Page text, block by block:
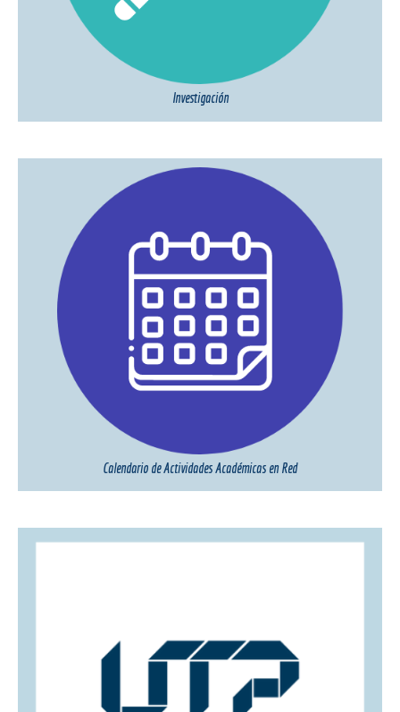
Investigación
Calendario de Actividades Académicas en Red